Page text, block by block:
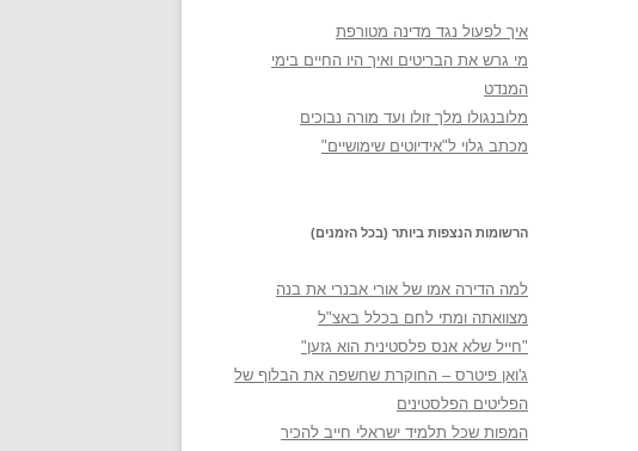
איך לפעול נגד מדינה מטורפת
מי גרש את הבריטים ואיך היו החיים בימי
המנדט
מלובנגולו מלך זולו ועד מורה נבוכים
מכתב גלוי ל"אידיוטים שימושיים"
הרשומות הנצפות ביותר (בכל הזמנים)
למה הדירה אמו של אורי אבנרי את בנה
מצוואתה ומתי לחם בכלל באצ"ל
"חייל שלא אנס פלסטינית הוא גזען"
ג'ואן פיטרס – החוקרת שחשפה את הבלוף של
הפליטים הפלסטינים
המפות שכל תלמיד ישראלי חייב להכיר